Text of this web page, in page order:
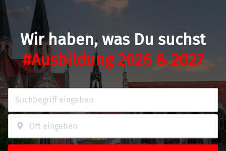
Wir haben, was Du suchst
#Ausbildung 2026 & 2027